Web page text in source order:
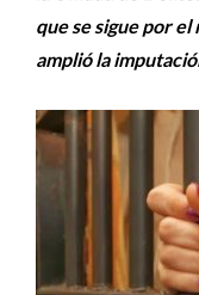
que se sigue por
amplió la